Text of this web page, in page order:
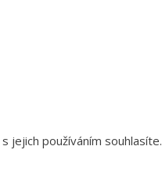
jejich používáním souhlasíte.